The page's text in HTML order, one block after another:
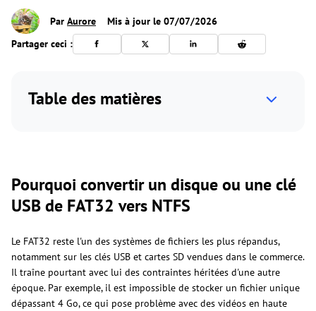
Par Aurore
Mis à jour le 07/07/2026
Partager ceci :
Table des matières
Pourquoi convertir un disque ou une clé
USB de FAT32 vers NTFS
Le FAT32 reste l'un des systèmes de fichiers les plus répandus,
notamment sur les clés USB et cartes SD vendues dans le commerce.
Il traîne pourtant avec lui des contraintes héritées d'une autre
époque. Par exemple, il est impossible de stocker un fichier unique
dépassant 4 Go, ce qui pose problème avec des vidéos en haute